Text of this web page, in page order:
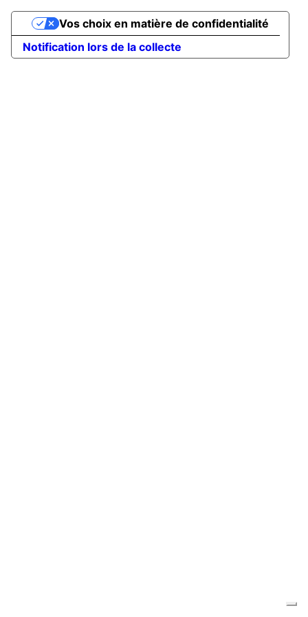
Notification lors de la collecte
Vos choix en matière de confidentialité